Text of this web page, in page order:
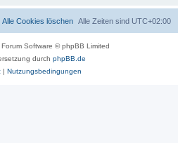
Alle Zeiten sind UTC+02:00
Alle Cookies löschen
Software © phpBB Limited
durch phpBB.de
| Nutzungsbedingungen